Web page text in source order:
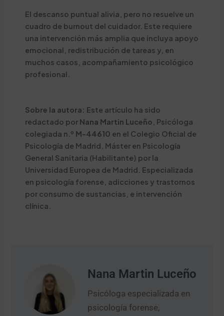
El descanso puntual alivia, pero no resuelve un
cuadro de burnout del cuidador. Este requiere
una intervención más amplia que incluya apoyo
emocional, redistribución de tareas y, en
muchos casos, acompañamiento psicológico
profesional.
Sobre la autora: Este artículo ha sido
redactado por Nana Martin Luceño , Psicóloga
colegiada n.º M-44610 en el Colegio Oficial de
Psicología de Madrid. Máster en Psicología
General Sanitaria (Habilitante) por la
Universidad Europea de Madrid. Especializada
en psicología forense, adicciones y trastornos
por consumo de sustancias, e intervención
clínica.
Nana Martin Luceño
Psicóloga especializada en
psicología forense,